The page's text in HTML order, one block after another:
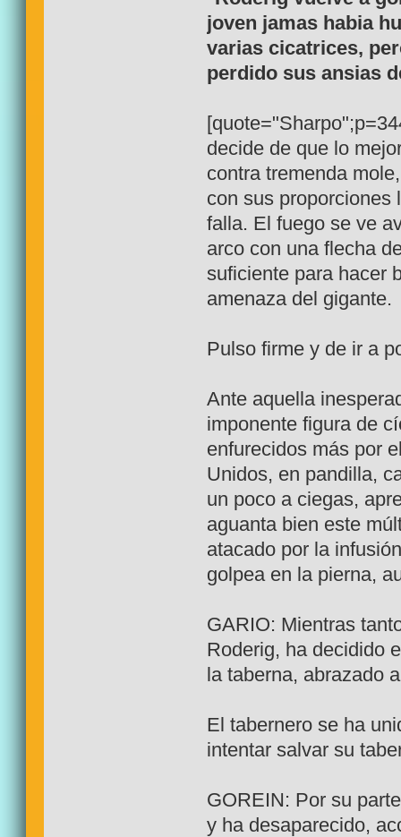
joven jamas habia
varias cicatrices,
perdido sus ansias
decide de que lo
contra tremenda
con sus proporciones
falla. El fuego se ve
arco con una flecha
suficiente para hacer
amenaza del gigante.
Pulso firme y de ir a
Ante aquella
imponente figura de
enfurecidos más por
Unidos, en pandilla,
un poco a ciegas,
aguanta bien este
atacado por la
golpea en la pierna,
GARIO: Mientras
Roderig, ha decidido
la taberna, abrazado
El tabernero se ha
intentar salvar su
GOREIN: Por su
y ha desaparecido,